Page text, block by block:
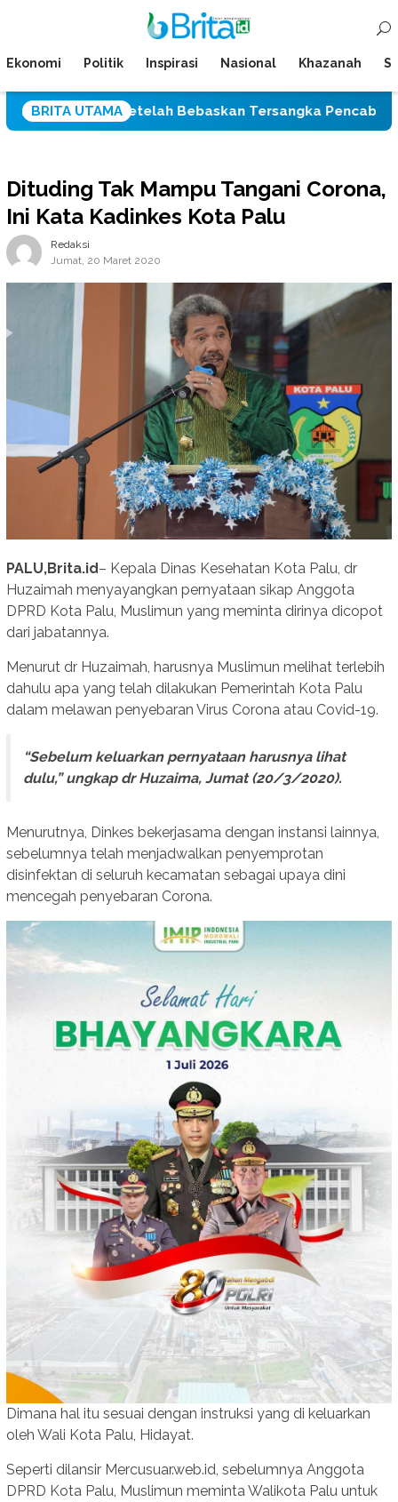
Mobile
Ekonomi Politik Inspirasi Nasional Khazanah
BRITA UTAMA
Palu Setelah Bebaskan Tersangka Pencabulan Tiga
Dituding Tak Mampu Tangani Corona,
Ini Kata Kadinkes Kota Palu
Redaksi
Jumat, 20 Maret 2020
PALU,Brita.id– Kepala Dinas Kesehatan Kota Palu, dr
Huzaimah menyayangkan pernyataan sikap Anggota
DPRD Kota Palu, Muslimun yang meminta dirinya dicopot
dari jabatannya.
Menurut dr Huzaimah, harusnya Muslimun melihat terlebih
dahulu apa yang telah dilakukan Pemerintah Kota Palu
dalam melawan penyebaran Virus Corona atau Covid-19.
“Sebelum keluarkan pernyataan harusnya lihat
dulu,” ungkap dr Huzaima, Jumat (20/3/2020).
Menurutnya, Dinkes bekerjasama dengan instansi lainnya,
sebelumnya telah menjadwalkan penyemprotan
disinfektan di seluruh kecamatan sebagai upaya dini
mencegah penyebaran Corona.
Dimana hal itu sesuai dengan instruksi yang di keluarkan
oleh Wali Kota Palu, Hidayat.
Seperti dilansir Mercusuar.web.id, sebelumnya Anggota
DPRD Kota Palu, Muslimun meminta Walikota Palu untuk